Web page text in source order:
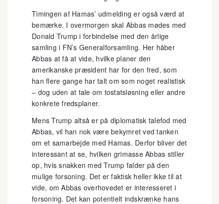
Timingen af Hamas’ udmelding er også værd at
bemærke. I overmorgen skal Abbas mødes med
Donald Trump i forbindelse med den årlige
samling i FN’s Generalforsamling. Her håber
Abbas at få at vide, hvilke planer den
amerikanske præsident har for den fred, som
han flere gange har talt om som noget realistisk
– dog uden at tale om tostatsløsning eller andre
konkrete fredsplaner.
Mens Trump altså er på diplomatisk talefod med
Abbas, vil han nok være bekymret ved tanken
om et samarbejde med Hamas. Derfor bliver det
interessant at se, hvilken grimasse Abbas stiller
op, hvis snakken med Trump falder på den
mulige forsoning. Det er faktisk heller ikke til at
vide, om Abbas overhovedet er interesseret i
forsoning. Det kan potentielt indskrænke hans